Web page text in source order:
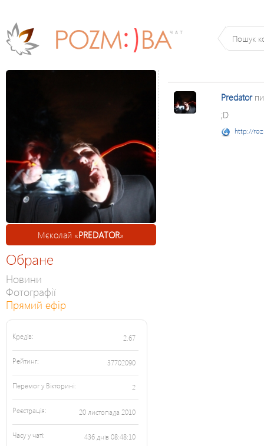
Мєколай «PREDATOR»
Обране
Новини
Фотографії
Прямий ефір
Кредів: 2.67
Рейтинг: 37702090
Перемог у Вікторині: 2
Реєстрація: 20 листопада 2010
Часу у чаті: 436 днів 08:48:10
Predator
;D
http://